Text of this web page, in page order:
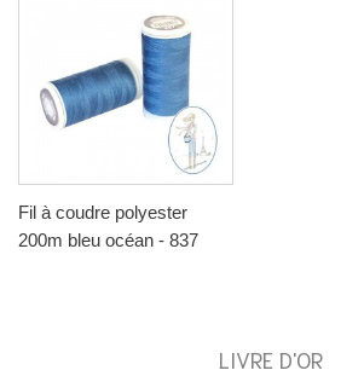
Fil à coudre polyester
200m bleu océan - 837
LIVRE D'OR